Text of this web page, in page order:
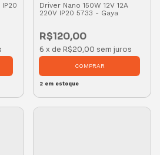
Driver Nano 150W 12V 12A
220V IP20 5733 - Gaya
R$120,00
6 x de R$20,00 sem juros
2em estoque